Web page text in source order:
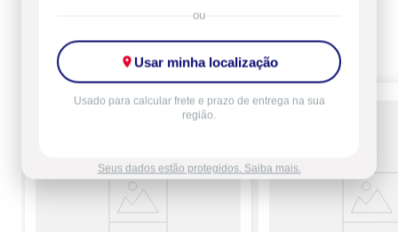
ou
Usar minha localização
Usado para calcular frete e prazo de entrega na sua
região.
Seus dados estão protegidos. Saiba mais.
Semana do Consumidor